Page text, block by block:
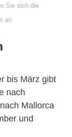
Sie sich die
an
bis März gibt
nach
Mallorca
und